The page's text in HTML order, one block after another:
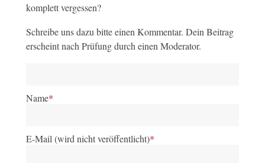
komplett vergessen?
Schreibe uns dazu bitte einen Kommentar. Dein Beitrag
erscheint nach Prüfung durch einen Moderator.
Name*
E-Mail (wird nicht veröffentlicht)*